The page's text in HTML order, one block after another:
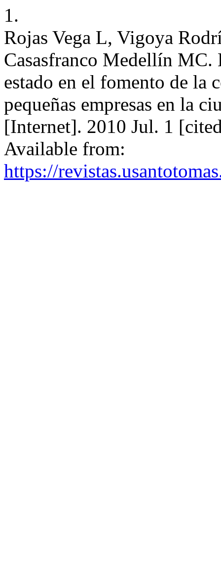
1.
Rojas Vega L, Vigoya
Casasfranco Medellín MC.
estado en el fomento de la
pequeñas empresas en la
[Internet]. 2010 Jul. 1
Available from:
https://